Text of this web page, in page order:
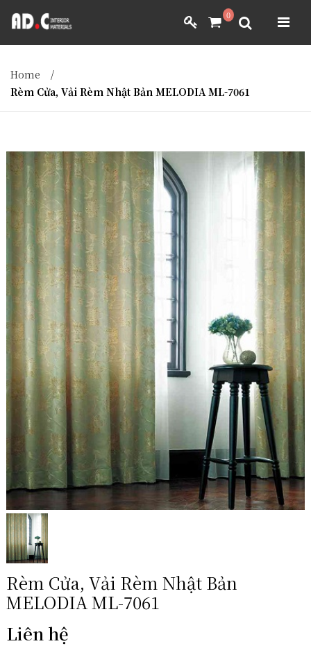
0
DÀNH CHO ĐẠI LÝ
YÊU CẦU BÁO GIÁ
ADC INTERIOR
GIẤY DÁN TƯỜNG NHẬT BẢN
DÀNH CHO ĐẠI LÝ
YÊU CẦU BÁO GIÁ
Home
/
Rèm Cửa, Vải Rèm Nhật Bản MELODIA ML-7061
Rèm Cửa, Vải Rèm Nhật Bản
MELODIA ML-7061
Liên hệ